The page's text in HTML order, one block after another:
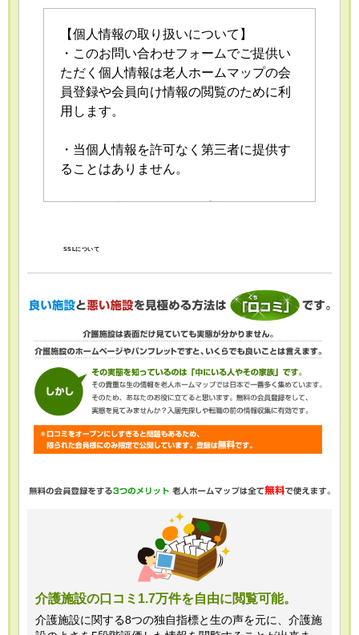
【個人情報の取り扱いについて】
・このお問い合わせフォームでご提供い
ただく個人情報は老人ホームマップの会
員登録や会員向け情報の閲覧のために利
用します。
・当個人情報を許可なく第三者に提供す
ることはありません。
おける個人情報の安全管理が図られるよ
・当個人情報の利用目的の通知、開示、
内容の訂正・追加または削除、利用の停
止・消去および第三者への提供の停止
（「開示等」といいます。）を受け付け
ております。開示等の求めは、以下の
「個人情報苦情及び相談窓口」で受け付
けます。
最適なご回答ができない場合がありま
・当ホームページではご利用状況の統計
調査のためクッキー等を用いております
が、これによる個人情報の取得、利用は
行っておりません。
SSLについて
介護施設の口コミ1.7万件を自由に閲覧可能。
介護施設に関する8つの独自指標と生の声を元に、介護施